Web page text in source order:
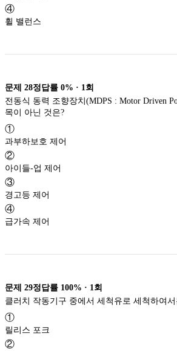
④
휠 밸런스
문제 28정답률 0% · 1 회
전동식 동력 조향장치(MDPS : Motor Driven
①
과부하보호 제어
②
아이들-업 제어
③
경고등 제어
④
급가속 제어
문제 29정답률 100% · 1 회
①
릴리스 포크
②